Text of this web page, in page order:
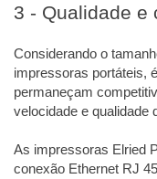
3 - Qualidade e
Considerando o
impressoras portáteis,
permaneçam
velocidade e qualidade
As impressoras Elried
conexão Ethernet RJ